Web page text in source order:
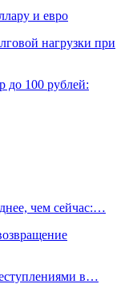
и евро
нагрузки при
до 100 рублей:
чем сейчас:…
в…